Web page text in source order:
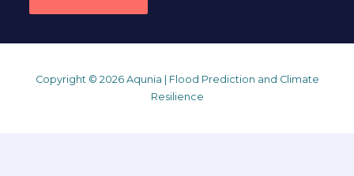
Copyright © 2026 Aqunia | Flood Prediction and Climate
Resilience